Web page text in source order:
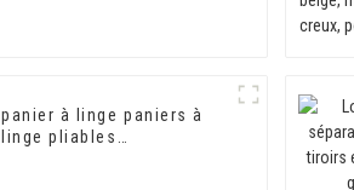
panier à linge paniers à
linge pliables